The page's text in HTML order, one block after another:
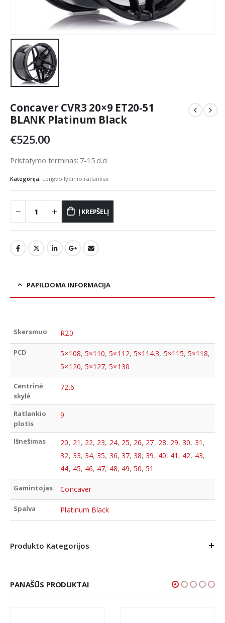
Concaver CVR3 20×9 ET20-51
BLANK Platinum Black
€525.00
Pristatymo terminas: 7-15 d.d
Kategorija: Lengvo lydinio ratlankiai
Į KREPŠELĮ
PAPILDOMA INFORMACIJA
Skersmuo R20
PCD 5×108, 5×110,5×112, 5×114.3, 5×115,5×118,
5×120, 5×127,5×130
Centrinė
skylė
72.6
Ratlankio
plotis
9
Išnešimas 20, 21 , 22, 23, 24, 25, 26, 27, 28, 29,30, 31 ,
32, 33, 34,35, 36, 37,38,39, 40, 41 , 42, 43,
44, 45, 46, 47, 48, 49,50,51
Gamintojas Concaver
Spalva Platinum Black
Produkto Kategorijos
PANAŠŪS PRODUKTAI